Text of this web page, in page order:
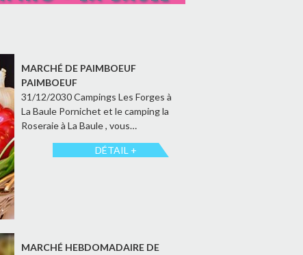
MARCHÉ DE PAIMBOEUF
PAIMBOEUF
31/12/2030 Campings Les Forges à
La Baule Pornichet et le camping la
Roseraie à La Baule , vous…
DÉTAIL +
MARCHÉ HEBDOMADAIRE DE